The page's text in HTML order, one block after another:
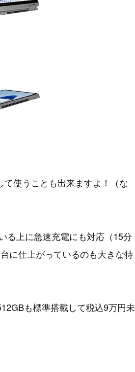
使うことも出来ますよ！（な
る上に急速充電にも対応（15分
に仕上がっているのも大きな特
も標準搭載して税込9万円未